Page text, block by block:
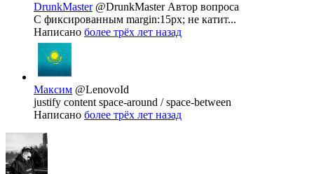
DrunkMaster @DrunkMaster Автор вопроса
С фиксированным margin:15px; не катит...
Написано более трёх лет назад
Максим @LenovoId
justify content space-around / space-between
Написано более трёх лет назад